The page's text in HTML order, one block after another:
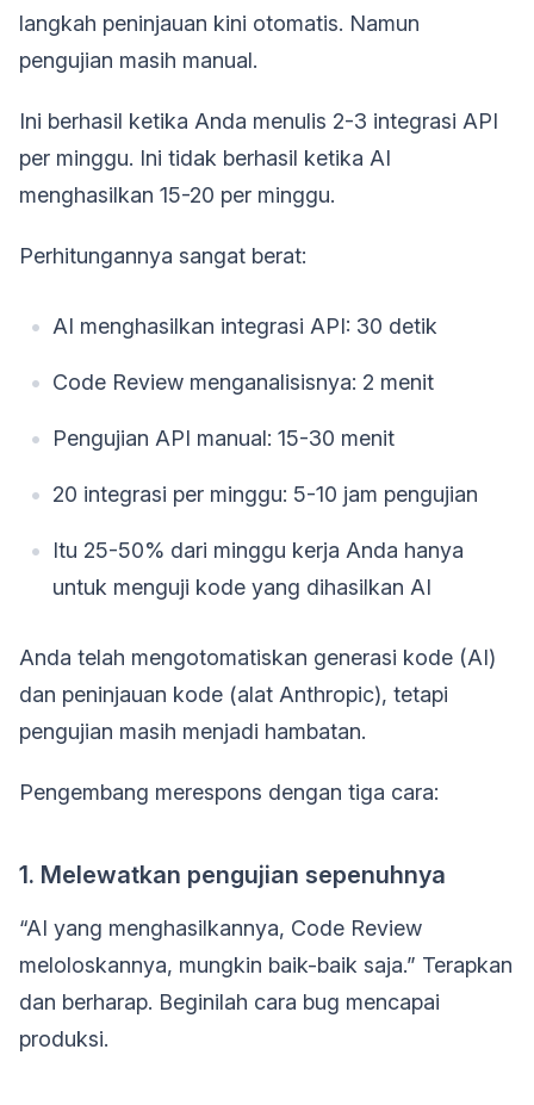
langkah peninjauan kini otomatis. Namun
pengujian masih manual.
Ini berhasil ketika Anda menulis 2-3 integrasi API
per minggu. Ini tidak berhasil ketika AI
menghasilkan 15-20 per minggu.
Perhitungannya sangat berat:
AI menghasilkan integrasi API: 30 detik
Code Review menganalisisnya: 2 menit
Pengujian API manual: 15-30 menit
20 integrasi per minggu: 5-10 jam pengujian
Itu 25-50% dari minggu kerja Anda hanya
untuk menguji kode yang dihasilkan AI
Anda telah mengotomatiskan generasi kode (AI)
dan peninjauan kode (alat Anthropic), tetapi
pengujian masih menjadi hambatan.
Pengembang merespons dengan tiga cara:
1. Melewatkan pengujian sepenuhnya
“AI yang menghasilkannya, Code Review
meloloskannya, mungkin baik-baik saja.” Terapkan
dan berharap. Beginilah cara bug mencapai
produksi.